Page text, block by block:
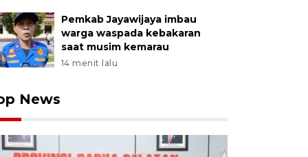
Pemkab Jayawijaya imbau
warga waspada kebakaran
saat musim kemarau
14 menit lalu
News